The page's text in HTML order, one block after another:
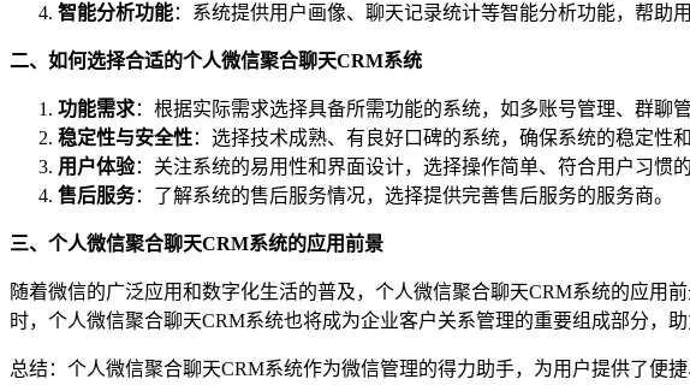
智能分析功能：系统提供用户画像、聊天记录统计等智能分析功能，帮助
二、如何选择合适的个人微信聚合聊天CRM系统
功能需求：根据实际需求选择具备所需功能的系统，如多账号管理、群聊管
稳定性与安全性：选择技术成熟、有良好口碑的系统，确保系统的稳定性
用户体验：关注系统的易用性和界面设计，选择操作简单、符合用户习惯的
售后服务：了解系统的售后服务情况，选择提供完善售后服务的服务商。
三、个人微信聚合聊天CRM系统的应用前景
随着微信的广泛应用和数字化生活的普及，个人微信聚合聊天CRM系统的应用
时，个人微信聚合聊天CRM系统也将成为企业客户关系管理的重要组成部分，
总结：个人微信聚合聊天CRM系统作为微信管理的得力助手，为用户提供了便